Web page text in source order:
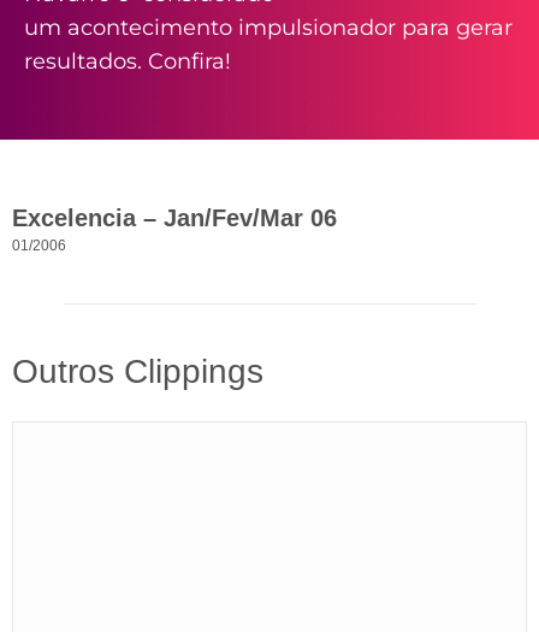
um acontecimento impulsionador para gerar
resultados. Confira!
Excelencia – Jan/Fev/Mar 06
01/2006
Outros Clippings